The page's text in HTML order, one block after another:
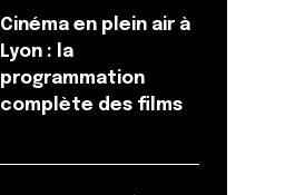
Cinéma en plein air à
Lyon : la
programmation
complète des films